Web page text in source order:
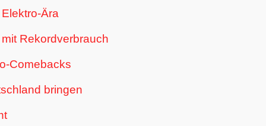
Ära
Rekordverbrauch
Comebacks
bringen